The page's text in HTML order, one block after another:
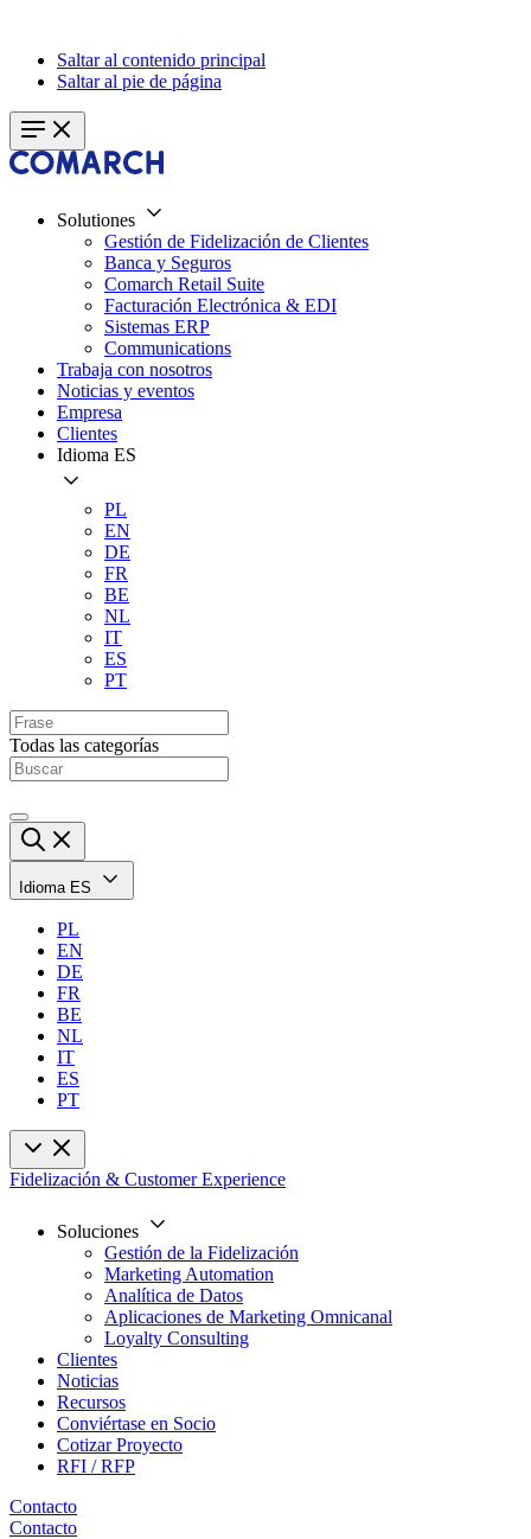
Saltar al contenido principal
Saltar al pie de página
Solutiones
Gestión de Fidelización de Clientes
Banca y Seguros
Comarch Retail Suite
Facturación Electrónica & EDI
Sistemas ERP
Communications
Trabaja con nosotros
Noticias y eventos
Empresa
Clientes
Idioma ES
PL
EN
DE
FR
BE
NL
IT
ES
PT
Todas las categorías
Idioma ES
PL
EN
DE
FR
BE
NL
IT
ES
PT
Fidelización & Customer Experience
Soluciones
Gestión de la Fidelización
Marketing Automation
Analítica de Datos
Aplicaciones de Marketing Omnicanal
Loyalty Consulting
Clientes
Noticias
Recursos
Conviértase en Socio
Cotizar Proyecto
RFI / RFP
Contacto
Contacto